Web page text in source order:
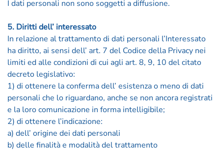
I dati personali non sono soggetti a diffusione.
5. Diritti dell’ interessato
In relazione al trattamento di dati personali l’Interessato
ha diritto, ai sensi dell’ art. 7 del Codice della Privacy nei
limiti ed alle condizioni di cui agli art. 8, 9, 10 del citato
decreto legislativo:
1) di ottenere la conferma dell’ esistenza o meno di dati
personali che lo riguardano, anche se non ancora registrati
e la loro comunicazione in forma intelligibile;
2) di ottenere l’indicazione:
a) dell’ origine dei dati personali
b) delle finalità e modalità del trattamento